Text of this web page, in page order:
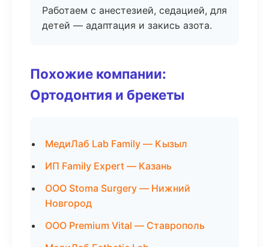
Работаем с анестезией, седацией, для
детей — адаптация и закись азота.
Похожие компании:
Ортодонтия и брекеты
МедиЛаб Lab Family — Кызыл
ИП Family Expert — Казань
ООО Stoma Surgery — Нижний
Новгород
ООО Premium Vital — Ставрополь